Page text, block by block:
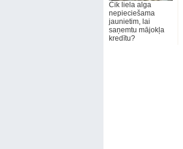
Cik liela alga
nepieciešama
jaunietim, lai
saņemtu mājokļa
kredītu?